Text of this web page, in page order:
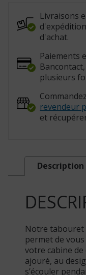
Livraisons
d'achat.
Paiements
plusieurs
revendeur
et
Description
Notre tabouret
permet de
votre cabine de
ajouré, au
s’écouler